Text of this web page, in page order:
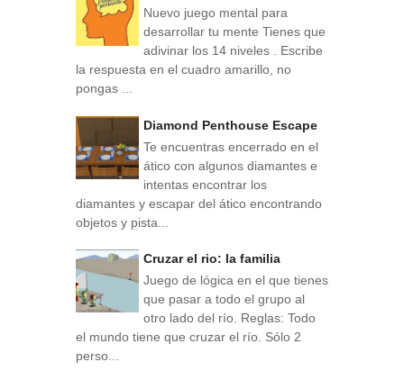
Nuevo juego mental para
desarrollar tu mente Tienes que
adivinar los 14 niveles . Escribe
la respuesta en el cuadro amarillo, no
pongas ...
Diamond Penthouse Escape
Te encuentras encerrado en el
ático con algunos diamantes e
intentas encontrar los
diamantes y escapar del ático encontrando
objetos y pista...
Cruzar el rio: la familia
Juego de lógica en el que tienes
que pasar a todo el grupo al
otro lado del río. Reglas: Todo
el mundo tiene que cruzar el río. Sólo 2
perso...